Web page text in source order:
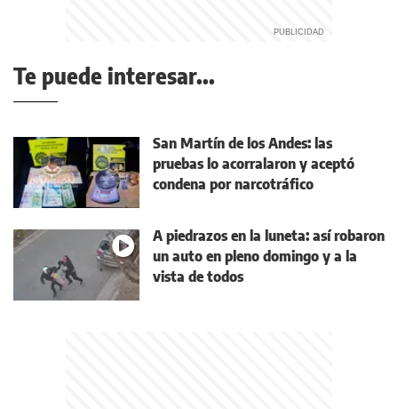
Te puede interesar...
San Martín de los Andes: las
pruebas lo acorralaron y aceptó
condena por narcotráfico
A piedrazos en la luneta: así robaron
un auto en pleno domingo y a la
vista de todos